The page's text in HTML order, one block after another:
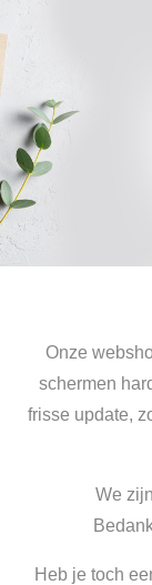
Onze
schermen
frisse update,
We
Heb je toch